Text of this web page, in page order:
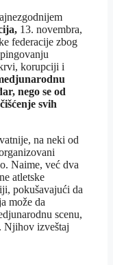
13. novembra,
federacije zbog
korupciji i
nego se od
svih
na neki od
Naime, već dva
atletske
pokušavajući da
može da
scenu,
Njihov izveštaj